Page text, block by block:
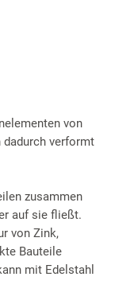
von
dadurch verformt
zusammen
auf sie fließt.
von Zink,
Bauteile
mit Edelstahl